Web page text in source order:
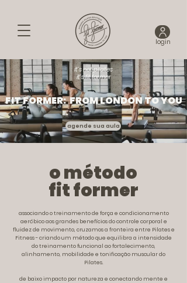
login
it’s not pilates
it’s fit former
FIT FORMER: FROM LONDON TO YOU
agende sua aula
o método
fit former
associando o treinamento de força e condicionamento
aeróbico aos grandes benefícios do controle corporal e
fluidez de movimento, cruzamos a fronteira entre Pilates e
Fitness - criando um métodoque equilibra a intensidade
do treinamento funcional ao fortalecimento,
alinhamento, mobilidade e tonificação muscular do
Pilates.
de baixo impacto por natureza e conectando mente e